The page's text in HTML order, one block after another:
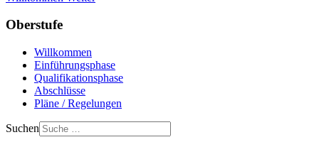
Oberstufe
Willkommen
Einführungsphase
Qualifikationsphase
Abschlüsse
Pläne / Regelungen
Suchen